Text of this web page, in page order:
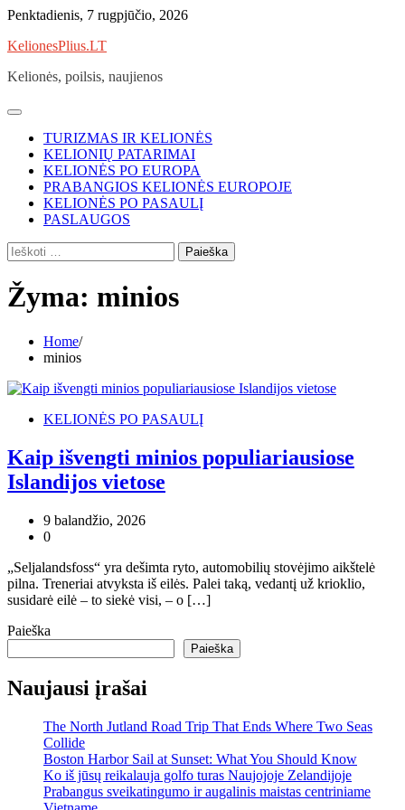
Skip
content
Penktadienis, 7 rugpjūčio, 2026
KelionesPlius.LT
Kelionės, poilsis, naujienos
TURIZMAS IR KELIONĖS
KELIONIŲ PATARIMAI
KELIONĖS PO EUROPA
PRABANGIOS KELIONĖS EUROPOJE
KELIONĖS PO PASAULĮ
PASLAUGOS
Ieškoti:
Žyma: minios
Home
minios
KELIONĖS PO PASAULĮ
Kaip išvengti minios populiariausiose
Islandijos vietose
9 balandžio, 2026
0
„Seljalandsfoss“ yra dešimta ryto, automobilių stovėjimo aikštelė
pilna. Treneriai atvyksta iš eilės. Palei taką, vedantį už krioklio,
susidarė eilė – to siekė visi, – o […]
Paieška
Paieška
Naujausi įrašai
The North Jutland Road Trip That Ends Where Two Seas
Collide
Boston Harbor Sail at Sunset: What You Should Know
Ko iš jūsų reikalauja golfo turas Naujojoje Zelandijoje
Prabangus sveikatingumo ir augalinis maistas centriniame